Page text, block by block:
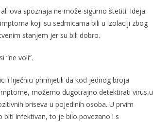
ova spoznaja ne može sigurno štetiti. Ideja
koji su sedmicama bili u izolaciji zbog
stanjem jer su bili dobro.
“ne voli”.
i liječnici primijetili da kod jednog broja
možemo dugotrajno detektirati virus u
briseva u pojedinih osoba. U prvim
biti infektivan, to je bilo povezano i s